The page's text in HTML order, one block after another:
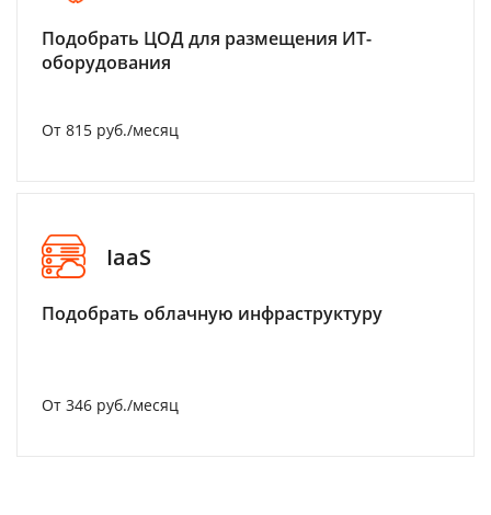
Подобрать ЦОД для размещения ИТ-
оборудования
От 815 руб./месяц
IaaS
Подобрать облачную инфраструктуру
От 346 руб./месяц